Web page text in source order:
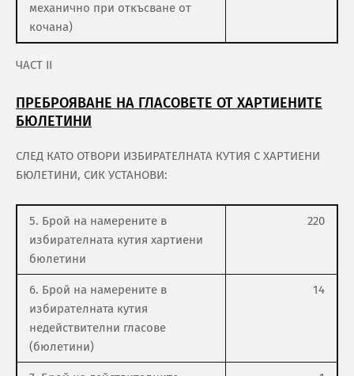
механично при откъсване от
кочана)
ЧАСТ ІІ
ПРЕБРОЯВАНЕ НА ГЛАСОВЕТЕ ОТ ХАРТИЕНИТЕ
БЮЛЕТИНИ
СЛЕД КАТО ОТВОРИ ИЗБИРАТЕЛНАТА КУТИЯ С ХАРТИЕНИ
БЮЛЕТИНИ, СИК УСТАНОВИ:
5. Брой на намерените в
избирателната кутия хартиени
бюлетини
220
6. Брой на намерените в
избирателната кутия
недействителни гласове
(бюлетини)
14